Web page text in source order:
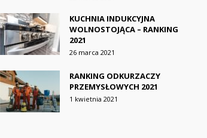
KUCHNIA INDUKCYJNA
WOLNOSTOJĄCA – RANKING
2021
26 marca 2021
RANKING ODKURZACZY
PRZEMYSŁOWYCH 2021
1 kwietnia 2021